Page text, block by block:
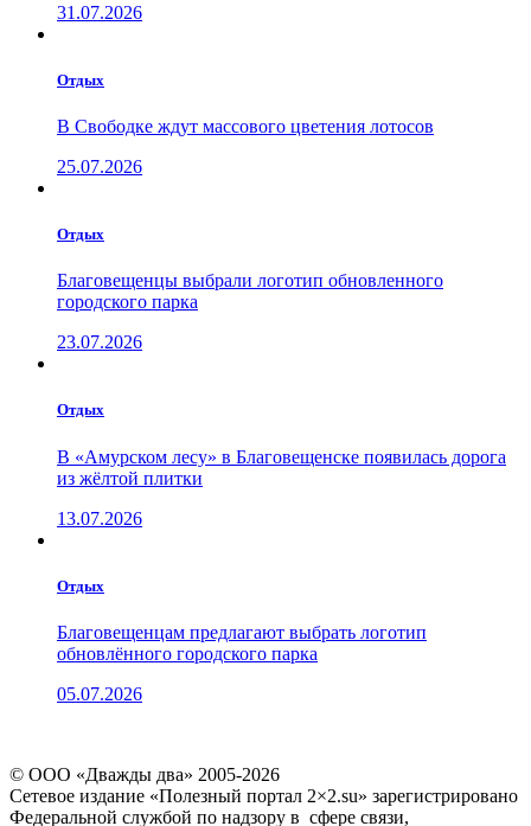
31.07.2026
Отдых
В Свободке ждут массового цветения лотосов
25.07.2026
Отдых
Благовещенцы выбрали логотип обновленного
городского парка
23.07.2026
Отдых
В «Амурском лесу» в Благовещенске появилась дорога
из жёлтой плитки
13.07.2026
Отдых
Благовещенцам предлагают выбрать логотип
обновлённого городского парка
05.07.2026
© ООО «Дважды два» 2005-2026
Сетевое издание «Полезный портал 2×2.su» зарегистрировано
Федеральной службой по надзору в сфере связи,